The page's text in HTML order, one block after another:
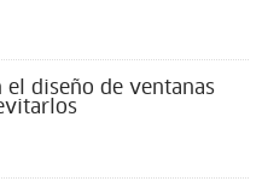
el diseño de ventanas